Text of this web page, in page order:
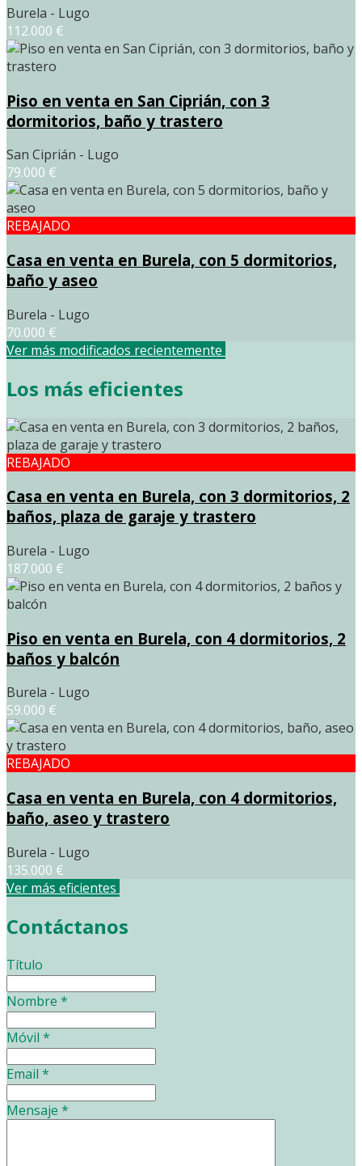
Burela - Lugo
112.000 €
Piso en venta en San Ciprián, con 3
dormitorios, baño y trastero
San Ciprián - Lugo
79.000 €
REBAJADO
Casa en venta en Burela, con 5 dormitorios,
baño y aseo
Burela - Lugo
70.000 €
Ver más modificados recientemente
Los más eficientes
REBAJADO
Casa en venta en Burela, con 3 dormitorios, 2
baños, plaza de garaje y trastero
Burela - Lugo
187.000 €
Piso en venta en Burela, con 4 dormitorios, 2
baños y balcón
Burela - Lugo
59.000 €
REBAJADO
Casa en venta en Burela, con 4 dormitorios,
baño, aseo y trastero
Burela - Lugo
135.000 €
Ver más eficientes
Contáctanos
Título
Nombre *
Móvil *
Email *
Mensaje *